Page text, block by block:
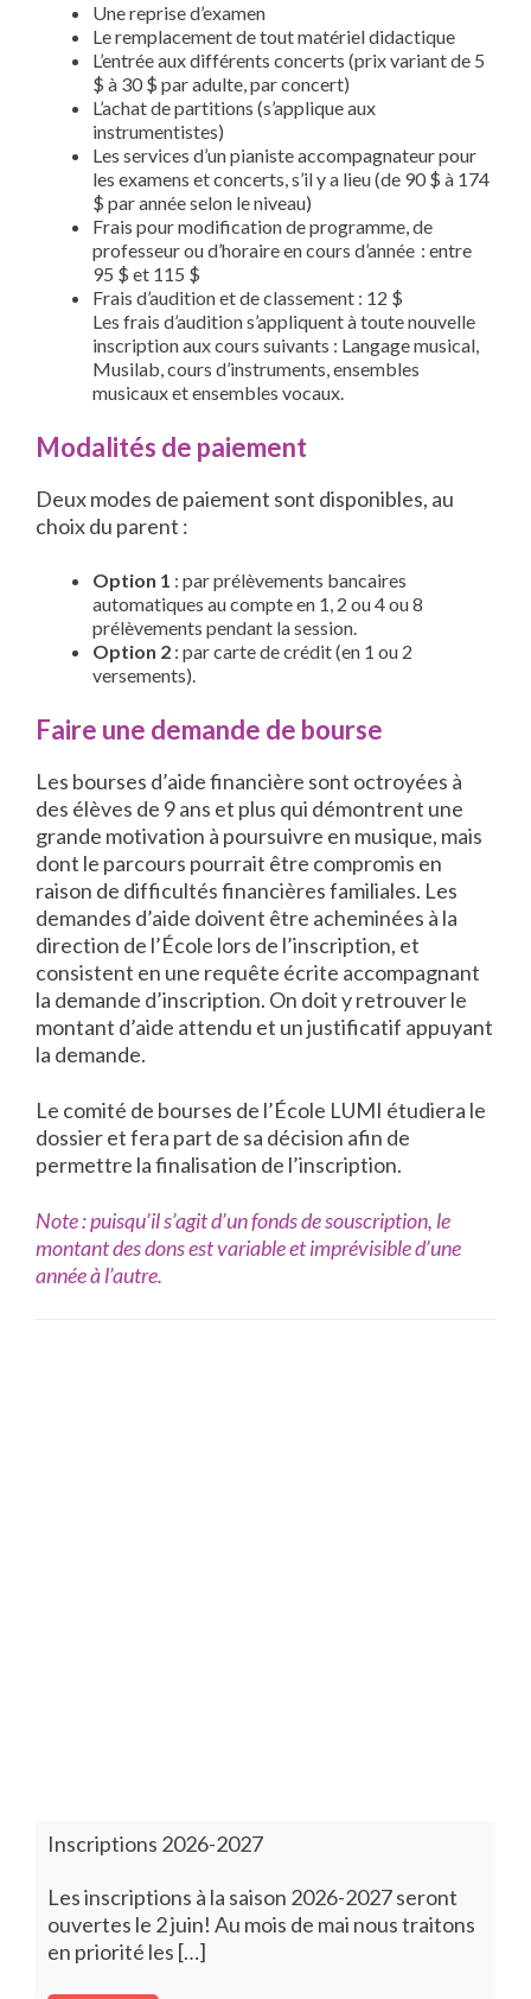
Une reprise d’examen
Le remplacement de tout matériel didactique
L’entrée aux différents concerts (prix variant de 5
$ à 30 $ par adulte, par concert)
L’achat de partitions (s’applique aux
instrumentistes)
Les services d’un pianiste accompagnateur pour
les examens et concerts, s’il y a lieu (de 90 $ à 174
$ par année selon le niveau)
Frais pour modification de programme, de
professeur ou d’horaire en cours d’année : entre
95 $ et 115 $
Frais d’audition et de classement : 12 $
Les frais d’audition s’appliquent à toute nouvelle
inscription aux cours suivants : Langage musical,
Musilab, cours d’instruments, ensembles
musicaux et ensembles vocaux.
Modalités de paiement
Deux modes de paiement sont disponibles, au
choix du parent :
Option 1 : par prélèvements bancaires
automatiques au compte en 1, 2 ou 4 ou 8
prélèvements pendant la session.
Option 2 : par carte de crédit (en 1 ou 2
versements).
Faire une demande de bourse
Les bourses d’aide financière sont octroyées à
des élèves de 9 ans et plus qui démontrent une
grande motivation à poursuivre en musique, mais
dont le parcours pourrait être compromis en
raison de difficultés financières familiales. Les
demandes d’aide doivent être acheminées à la
direction de l’École lors de l’inscription, et
consistent en une requête écrite accompagnant
la demande d’inscription. On doit y retrouver le
montant d’aide attendu et un justificatif appuyant
la demande.
Le comité de bourses de l’École LUMI étudiera le
dossier et fera part de sa décision afin de
permettre la finalisation de l’inscription.
Note : puisqu’il s’agit d’un fonds de souscription, le
montant des dons est variable et imprévisible d’une
année à l’autre.
Inscriptions 2026-2027
Les inscriptions à la saison 2026-2027 seront
ouvertes le 2 juin! Au mois de mai nous traitons
en priorité les […]